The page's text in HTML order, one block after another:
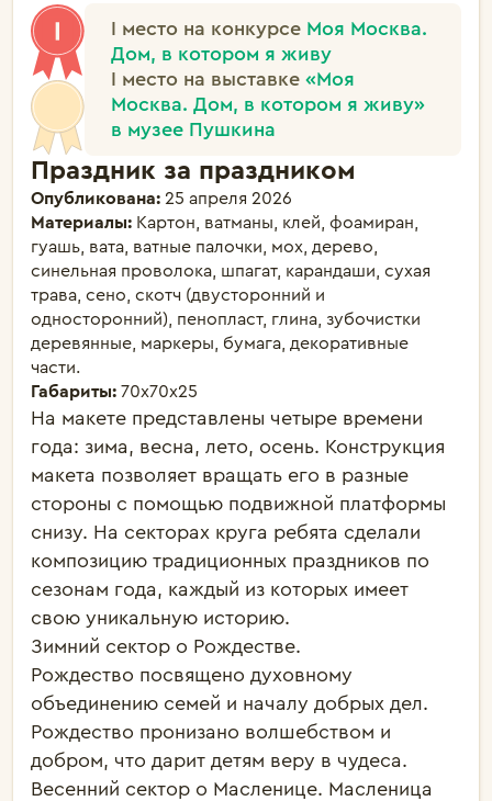
I место на конкурсе Моя Москва.
Дом, в котором я живу
I место на выставке «Моя
Москва. Дом, в котором я живу»
в музее Пушкина
Праздник за праздником
Опубликована: 25 апреля 2026
Материалы: Картон, ватманы, клей, фоамиран,
гуашь, вата, ватные палочки, мох, дерево,
синельная проволока, шпагат, карандаши, сухая
трава, сено, скотч (двусторонний и
односторонний), пенопласт, глина, зубочистки
деревянные, маркеры, бумага, декоративные
части.
Габариты: 70х70х25
На макете представлены четыре времени
года: зима, весна, лето, осень. Конструкция
макета позволяет вращать его в разные
стороны с помощью подвижной платформы
снизу. На секторах круга ребята сделали
композицию традиционных праздников по
сезонам года, каждый из которых имеет
свою уникальную историю.
Зимний сектор о Рождестве.
Рождество посвящено духовному
объединению семей и началу добрых дел.
Рождество пронизано волшебством и
добром, что дарит детям веру в чудеса.
Весенний сектор о Масленице. Масленица